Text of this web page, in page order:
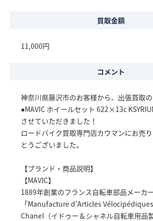
買取金額
11,000円
コメント
神奈川県藤沢市のお客様から、出張買取
●MAVIC ホイールセット 622×13c
させていただきました！
ロードバイク買取専門店カウマンにお売
とうございました。
【ブランド・商品説明】
【MAVIC】
1889年創業のフランス自転車部品メーカー
「Manufacture d’Articles
Chanel（イドゥー＆シャネル自転車用品